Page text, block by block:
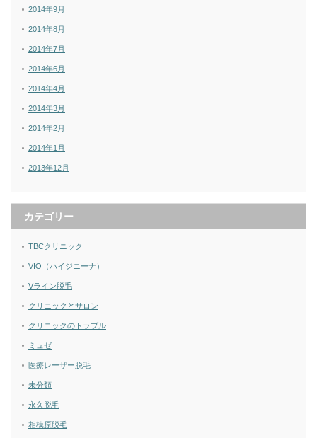
2014年9月
2014年8月
2014年7月
2014年6月
2014年4月
2014年3月
2014年2月
2014年1月
2013年12月
カテゴリー
TBCクリニック
VIO（ハイジニーナ）
Vライン脱毛
クリニックとサロン
クリニックのトラブル
ミュゼ
医療レーザー脱毛
未分類
永久脱毛
相模原脱毛